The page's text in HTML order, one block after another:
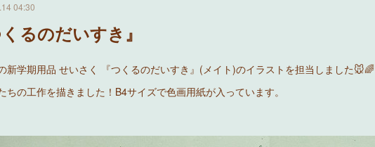
04:30
くるのだいすき』
新学期用品 せいさく 『つくるのだいすき』(メイト)のイラストを担当しました🐭🌈
ちの工作を描きました！B4サイズで色画用紙が入っています。